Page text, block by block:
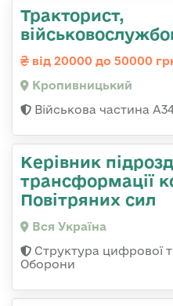
Тракторист,
від 20000 до 50000
Кропивницький
Військова частина
Керівник
трансформації
Повітряних сил
Вся Україна
Структура цифрової
Оборони